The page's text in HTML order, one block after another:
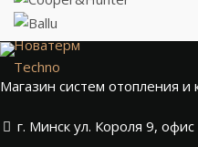
Новатерм
Techno
Магазин систем отопления
г. Минск ул. Короля 9,